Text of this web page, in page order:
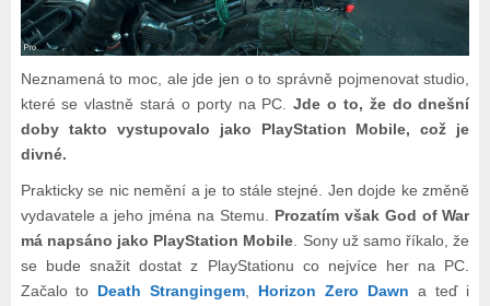
Neznamená to moc, ale jde jen o to správně pojmenovat studio,
které se vlastně stará o porty na PC.Jde o to, že do dnešní
doby takto vystupovalo jako PlayStation Mobile, což je
divné.
Prakticky se nic nemění a je to stále stejné. Jen dojde ke změně
vydavatele a jeho jména na Stemu. Prozatím však God of War
má napsáno jako PlayStation Mobile . Sony už samo říkalo, že
se bude snažit dostat z PlayStationu co nejvíce her na PC.
Začalo to Death Strangingem Horizon Zero Dawn a teď i